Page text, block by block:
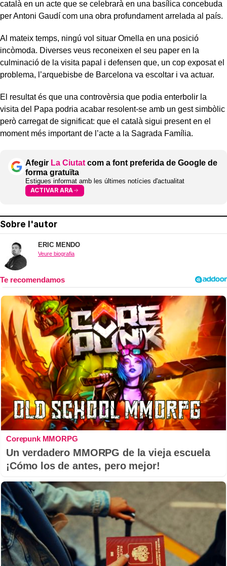
català en un acte que se celebrarà en una basílica concebuda
per Antoni Gaudí com una obra profundament arrelada al país.
Al mateix temps, ningú vol situar Omella en una posició
incòmoda. Diverses veus reconeixen el seu paper en la
culminació de la visita papal i defensen que, un cop exposat el
problema, l’arquebisbe de Barcelona va escoltar i va actuar.
El resultat és que una controvèrsia que podia enterbolir la
visita del Papa podria acabar resolent-se amb un gest simbòlic
però carregat de significat: que el català sigui present en el
moment més important de l’acte a la Sagrada Família.
Afegir La Ciutat com a font preferida de Google de
forma gratuïta
Estigues informat amb les últimes notícies d'actualitat
ACTIVAR ARA
Sobre l'autor
ERIC MENDO
Veure biografia
Corepunk MMORPG
Un verdadero MMORPG de la vieja escuela
¡Cómo los de antes, pero mejor!